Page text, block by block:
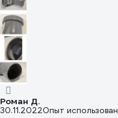
Роман Д.
30.11.2022Опыт